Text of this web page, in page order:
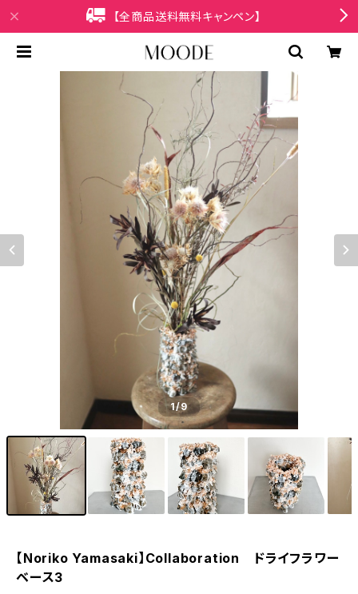
【全商品送料無料キャンペン】
1/9
【Noriko Yamasaki】Collaboration ドライフラワー
ベース3